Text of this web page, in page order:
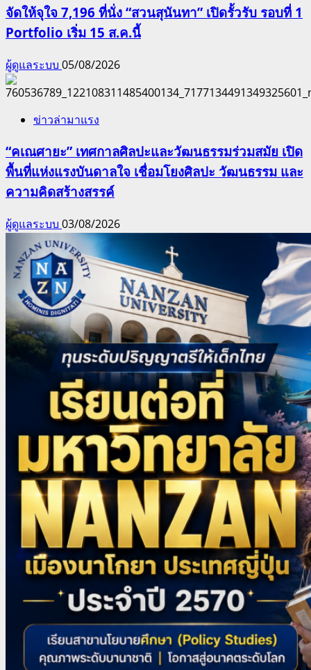
จัดให้จุใจ 7,196 ที่นั่ง “สวนสุนันทา” เปิดรั้วรับ รอบที่ 1
Portfolio เริ่ม 15 ส.ค.นี้
ผู้ดูแลระบบ 05/08/2026
ข่าวล่ามาแรง
“คเณศายะ” เทศกาลศิลปะและวัฒนธรรมร่วมสมัย เปิด
พื้นที่แห่งแรงบันดาลใจ เชื่อมโยงศิลปะ วัฒนธรรม และ
ความคิดสร้างสรรค์
ผู้ดูแลระบบ 03/08/2026